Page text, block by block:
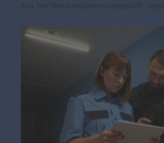
Aus Hochleistungsbeton hergestellt,